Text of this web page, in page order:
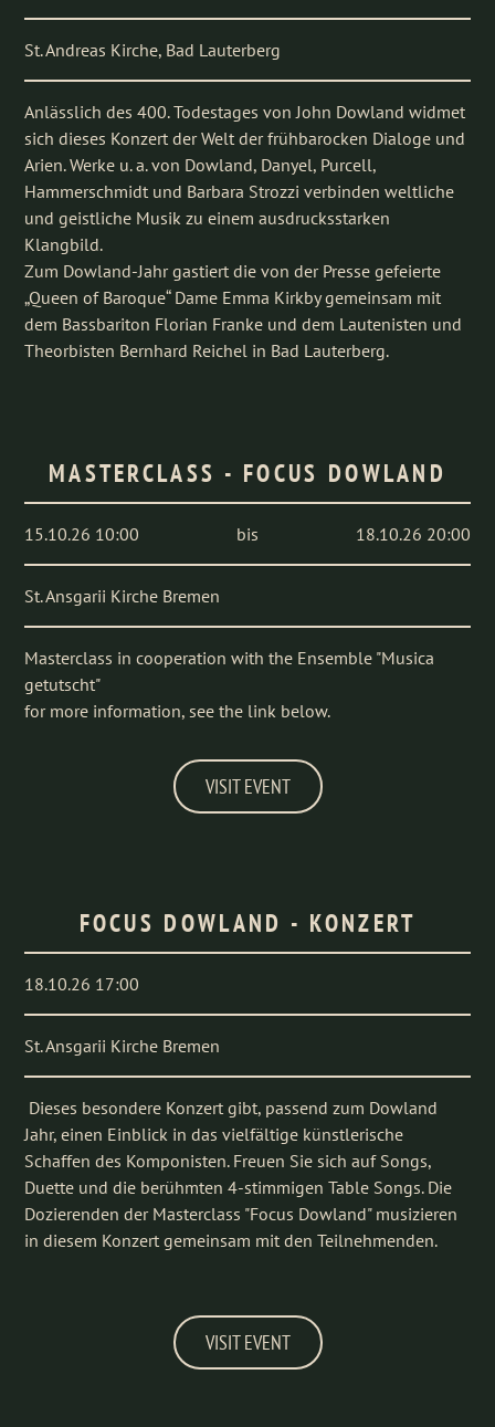
St. Andreas Kirche, Bad Lauterberg
Anlässlich des 400. Todestages von John Dowland widmet
sich dieses Konzert der Welt der frühbarocken Dialoge und
Arien. Werke u. a. von Dowland, Danyel, Purcell,
Hammerschmidt und Barbara Strozzi verbinden weltliche
und geistliche Musik zu einem ausdrucksstarken
Klangbild.
Zum Dowland-Jahr gastiert die von der Presse gefeierte
„Queen of Baroque“ Dame Emma Kirkby gemeinsam mit
dem Bassbariton Florian Franke und dem Lautenisten und
Theorbisten Bernhard Reichel in Bad Lauterberg.
MASTERCLASS - FOCUS DOWLAND
15.10.26 10:00 bis 18.10.26 20:00
St. Ansgarii Kirche Bremen
Masterclass in cooperation with the Ensemble "Musica
getutscht"
for more information, see the link below.
VISIT EVENT
FOCUS DOWLAND - KONZERT
18.10.26 17:00
St. Ansgarii Kirche Bremen
Dieses besondere Konzert gibt, passend zum Dowland
Jahr, einen Einblick in das vielfältige künstlerische
Schaffen des Komponisten. Freuen Sie sich auf Songs,
Duette und die berühmten 4-stimmigen Table Songs. Die
Dozierenden der Masterclass "Focus Dowland" musizieren
in diesem Konzert gemeinsam mit den Teilnehmenden.
VISIT EVENT